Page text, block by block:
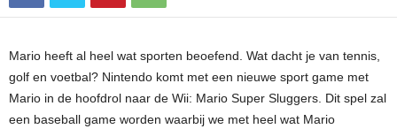
Mario heeft al heel wat sporten beoefend. Wat dacht je van tennis,
golf en voetbal? Nintendo komt met een nieuwe sport game met
Mario in de hoofdrol naar de Wii: Mario Super Sluggers. Dit spel zal
een baseball game worden waarbij we met heel wat Mario